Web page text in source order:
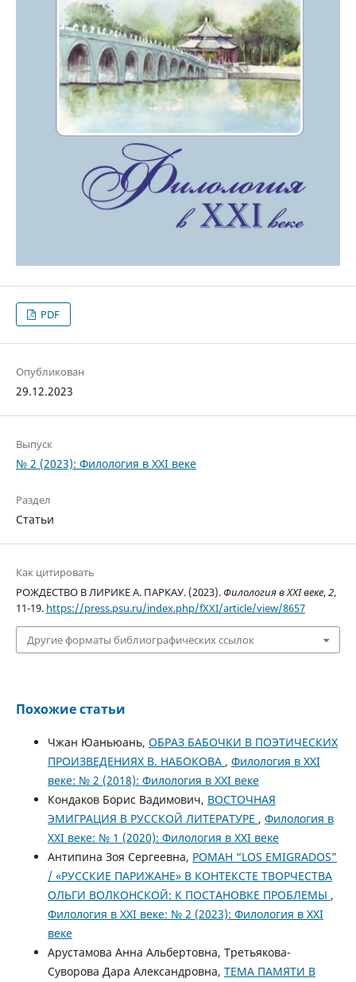
PDF
Опубликован
29.12.2023
Выпуск
№ 2 (2023): Филология в XXI веке
Раздел
Статьи
Как цитировать
РОЖДЕСТВО В ЛИРИКЕ А. ПАРКАУ. (2023). Филология в XXI веке,2,
11-19. https://press.psu.ru/index.php/fXXI/article/view/8657
Другие форматы библиографических ссылок
Похожие статьи
Чжан Юаньюань, ОБРАЗ БАБОЧКИ В ПОЭТИЧЕСКИХ
ПРОИЗВЕДЕНИЯХ В. НАБОКОВА , Филология в XXI
веке: № 2 (2018): Филология в XXI веке
Кондаков Борис Вадимович, ВОСТОЧНАЯ
ЭМИГРАЦИЯ В РУССКОЙ ЛИТЕРАТУРЕ , Филология в
XXI веке: № 1 (2020): Филология в XXI веке
Антипина Зоя Сергеевна, РОМАН “LOS EMIGRADOS”
/ «РУССКИЕ ПАРИЖАНЕ» В КОНТЕКСТЕ ТВОРЧЕСТВА
ОЛЬГИ ВОЛКОНСКОЙ: К ПОСТАНОВКЕ ПРОБЛЕМЫ ,
Филология в XXI веке: № 2 (2023): Филология в XXI
веке
Арустамова Анна Альбертовна, Третьякова-
Суворова Дара Александровна, ТЕМА ПАМЯТИ В